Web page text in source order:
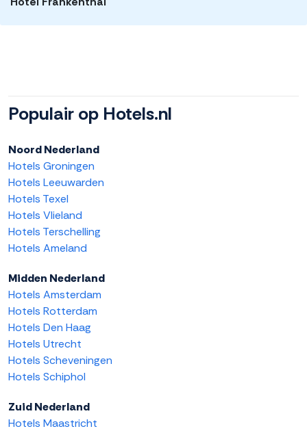
Populair op Hotels.nl
Noord Nederland
Hotels Groningen
Hotels Leeuwarden
Hotels Texel
Hotels Vlieland
Hotels Terschelling
Hotels Ameland
Midden Nederland
Hotels Amsterdam
Hotels Rotterdam
Hotels Den Haag
Hotels Utrecht
Hotels Scheveningen
Hotels Schiphol
Zuid Nederland
Hotels Maastricht